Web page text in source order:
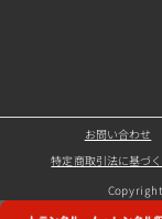
お問い合わせ
特定商取引法に基づ
Copyright